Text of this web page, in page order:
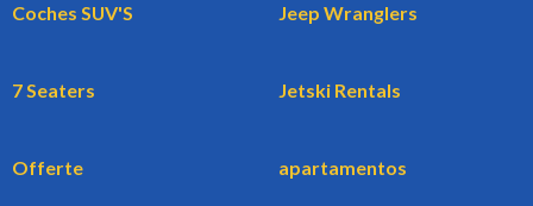
Coches SUV'S Jeep Wranglers
7 Seaters Jetski Rentals
Offerte apartamentos